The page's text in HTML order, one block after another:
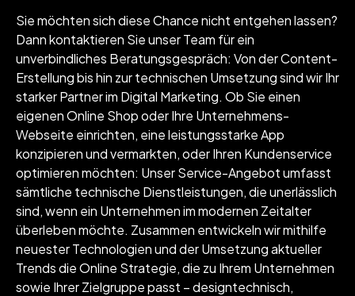
Sie möchten sich diese Chance nicht entgehen lassen?
Dann kontaktieren Sie unser Team für ein
unverbindliches Beratungsgespräch: Von der Content-
Erstellung bis hin zur technischen Umsetzung sind wir Ihr
starker Partner im Digital Marketing. Ob Sie einen
eigenen Online Shop oder Ihre Unternehmens-
Webseite einrichten, eine leistungsstarke App
konzipieren und vermarkten, oder Ihren Kundenservice
optimieren möchten: Unser Service-Angebot umfasst
sämtliche technische Dienstleistungen, die unerlässlich
sind, wenn ein Unternehmen im modernen Zeitalter
überleben möchte. Zusammen entwickeln wir mithilfe
neuester Technologien und der Umsetzung aktueller
Trends die Online Strategie, die zu Ihrem Unternehmen
sowie Ihrer Zielgruppe passt – designtechnisch,